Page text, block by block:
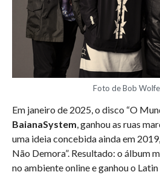
Foto de Bob
Em janeiro de 2025, o disco “O
BaianaSystem , ganhou as ruas
uma ideia concebida ainda em
Não Demora”. Resultado: o álbum
no ambiente online e ganhou o